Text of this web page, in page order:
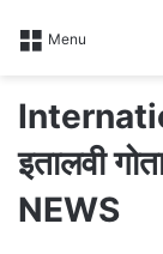
Menu
इतालवी
NEWS